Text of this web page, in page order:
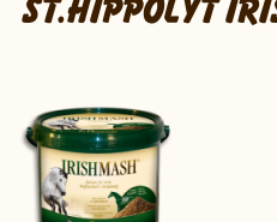
ST.HIPPOLYT